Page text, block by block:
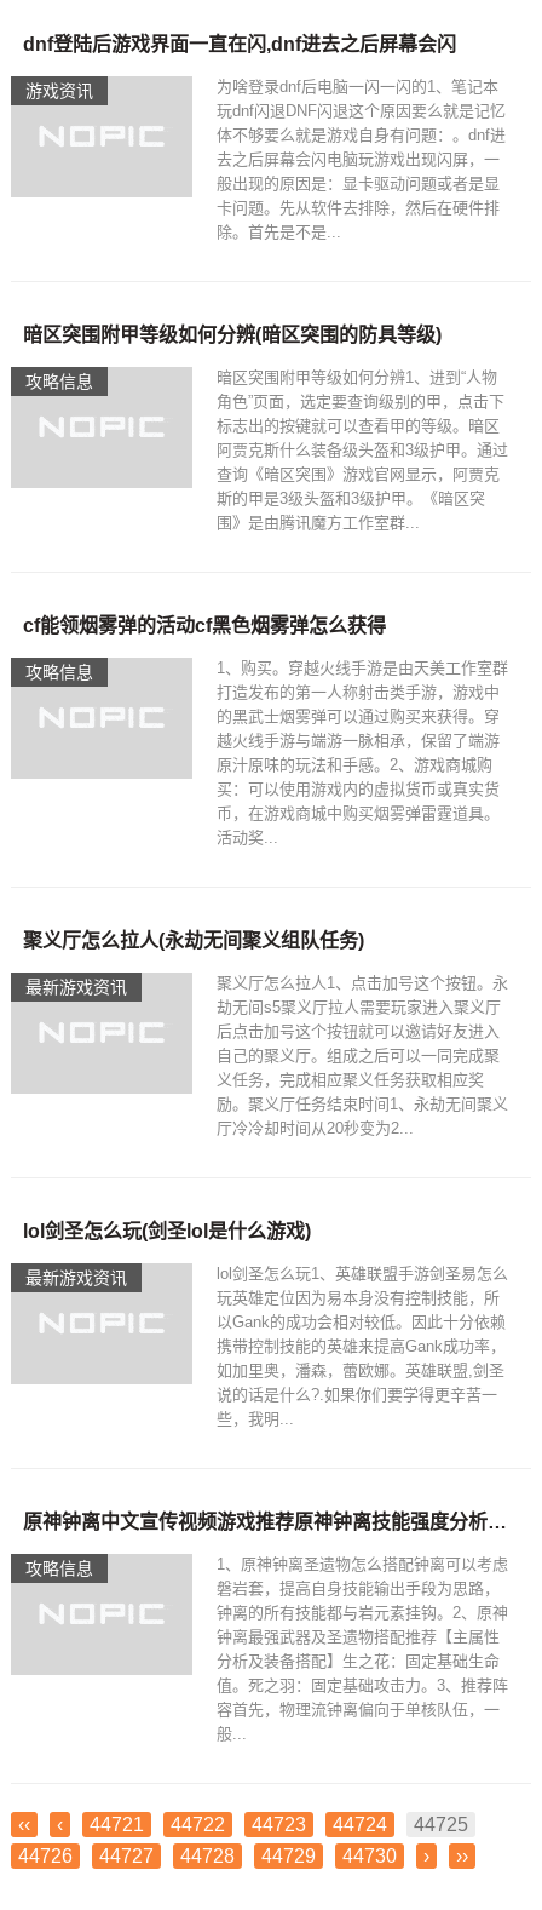
游戏资讯
dnf登陆后游戏界面一直在闪,dnf进去之后屏幕会闪
为啥登录dnf后电脑一闪一闪的1、笔记本
玩dnf闪退DNF闪退这个原因要么就是记忆
体不够要么就是游戏自身有问题：。dnf进
去之后屏幕会闪电脑玩游戏出现闪屏，一
般出现的原因是：显卡驱动问题或者是显
卡问题。先从软件去排除，然后在硬件排
除。首先是不是...
攻略信息
暗区突围附甲等级如何分辨(暗区突围的防具等级)
暗区突围附甲等级如何分辨1、进到“人物
角色”页面，选定要查询级别的甲，点击下
标志出的按键就可以查看甲的等级。暗区
阿贾克斯什么装备级头盔和3级护甲。通过
查询《暗区突围》游戏官网显示，阿贾克
斯的甲是3级头盔和3级护甲。《暗区突
围》是由腾讯魔方工作室群...
攻略信息
cf能领烟雾弹的活动cf黑色烟雾弹怎么获得
1、购买。穿越火线手游是由天美工作室群
打造发布的第一人称射击类手游，游戏中
的黑武士烟雾弹可以通过购买来获得。穿
越火线手游与端游一脉相承，保留了端游
原汁原味的玩法和手感。2、游戏商城购
买：可以使用游戏内的虚拟货币或真实货
币，在游戏商城中购买烟雾弹雷霆道具。
活动奖...
最新游戏资讯
聚义厅怎么拉人(永劫无间聚义组队任务)
聚义厅怎么拉人1、点击加号这个按钮。永
劫无间s5聚义厅拉人需要玩家进入聚义厅
后点击加号这个按钮就可以邀请好友进入
自己的聚义厅。组成之后可以一同完成聚
义任务，完成相应聚义任务获取相应奖
励。聚义厅任务结束时间1、永劫无间聚义
厅冷冷却时间从20秒变为2...
最新游戏资讯
lol剑圣怎么玩(剑圣lol是什么游戏)
lol剑圣怎么玩1、英雄联盟手游剑圣易怎么
玩英雄定位因为易本身没有控制技能，所
以Gank的成功会相对较低。因此十分依赖
携带控制技能的英雄来提高Gank成功率，
如加里奥，潘森，蕾欧娜。英雄联盟,剑圣
说的话是什么?.如果你们要学得更辛苦一
些，我明...
攻略信息
原神钟离中文宣传视频游戏推荐原神钟离技能强度分析及圣遗物搭配推荐,钟离阵容搭配推荐
1、原神钟离圣遗物怎么搭配钟离可以考虑
磐岩套，提高自身技能输出手段为思路，
钟离的所有技能都与岩元素挂钩。2、原神
钟离最强武器及圣遗物搭配推荐【主属性
分析及装备搭配】生之花：固定基础生命
值。死之羽：固定基础攻击力。3、推荐阵
容首先，物理流钟离偏向于单核队伍，一
般...
‹‹ ‹ 44721 44722 44723 44724
44725
44726
44727 44728 44729 44730 › ››